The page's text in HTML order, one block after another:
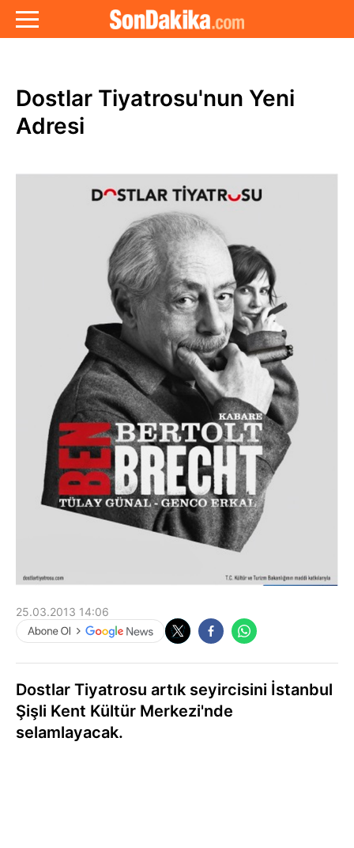
Dostlar Tiyatrosu'nun Yeni
Adresi
25.03.2013 14:06
Dostlar Tiyatrosu artık seyircisini İstanbul
Şişli Kent Kültür Merkezi'nde
selamlayacak.